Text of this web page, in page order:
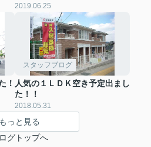
2019.06.25
！
スタッフブログ
人気の１ＬＤＫ空き予定出まし
た！！
2018.05.31
もっと見る
グトップへ